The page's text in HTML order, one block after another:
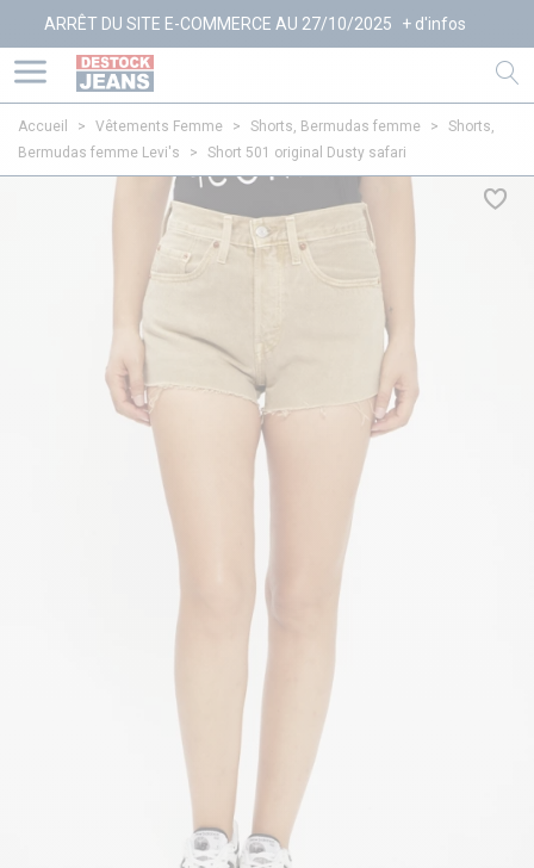
DU SITE E-COMMERCE AU 27/10/2025 + d'infos
Accueil > Vêtements Femme > Shorts, Bermudas femme >
Shorts,
Bermudas femme Levi's
> Short 501 original Dusty safari